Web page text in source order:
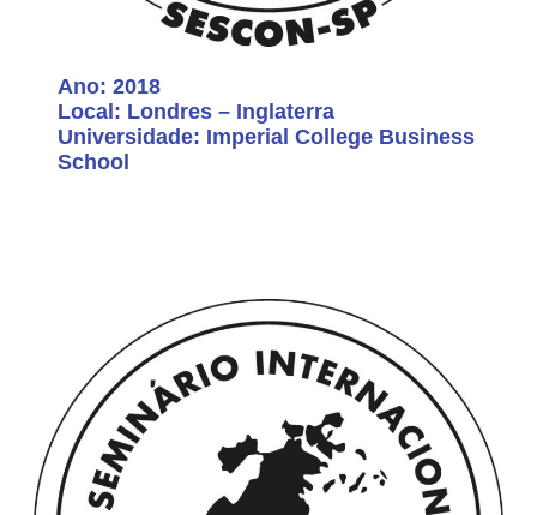
Ano: 2018
Local: Londres – Inglaterra
Universidade: Imperial College Business
School